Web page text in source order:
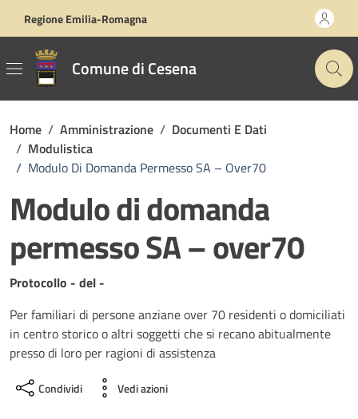
Regione Emilia-Romagna
Comune di Cesena
Home / Amministrazione / Documenti E Dati
/ Modulistica
/ Modulo Di Domanda Permesso SA – Over70
Modulo di domanda
permesso SA – over70
Dettagli del documento
Protocollo - del -
Per familiari di persone anziane over 70 residenti o domiciliati
in centro storico o altri soggetti che si recano abitualmente
presso di loro per ragioni di assistenza
Condividi Vedi azioni